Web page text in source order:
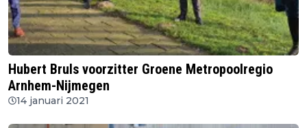
Hubert Bruls voorzitter Groene Metropoolregio
Arnhem-Nijmegen
14 januari 2021